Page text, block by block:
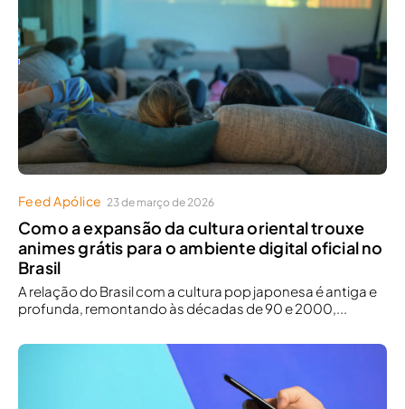
Feed Apólice 23 de março de 2026
Como a expansão da cultura oriental trouxe
animes grátis para o ambiente digital oficial no
Brasil
A relação do Brasil com a cultura pop japonesa é antiga e
profunda, remontando às décadas de 90 e 2000,...